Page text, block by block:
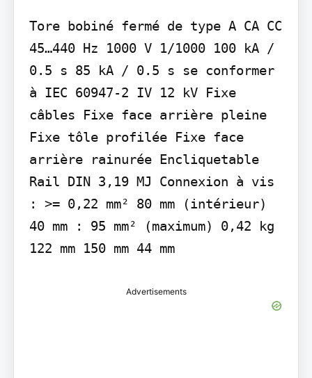
Tore bobiné fermé de type A CA CC
45…440 Hz 1000 V 1/1000 100 kA /
0.5 s 85 kA / 0.5 s se conformer
à IEC 60947-2 IV 12 kV Fixe
câbles Fixe face arrière pleine
Fixe tôle profilée Fixe face
arrière rainurée Encliquetable
Rail DIN 3,19 MJ Connexion à vis
: >= 0,22 mm² 80 mm (intérieur)
40 mm : 95 mm² (maximum) 0,42 kg
122 mm 150 mm 44 mm
Advertisements